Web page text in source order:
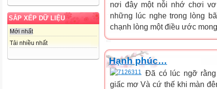
SẮP XẾP DỮ LIỆU
Mới nhất
Tải nhiều nhất
nơi đây một nỗi nhớ chơi
những lúc nghe trong lòng
chạnh lòng một điều ước
Hạnh phúc…
Đã có lúc ngỡ
giấc mơ Và cứ thế khi màn